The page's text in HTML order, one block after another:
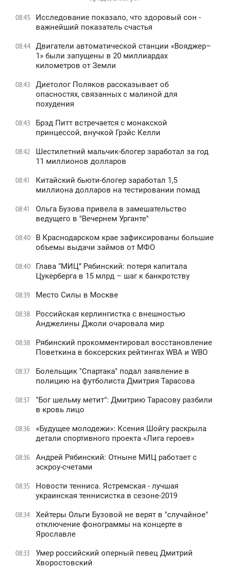
08:45
Исследование показало, что здоровый сон -
важнейший показатель счастья
08:44
Двигатели автоматической станции «Вояджер–
1» были запущены в 20 миллиардах
километров от Земли
08:43
Диетолог Поляков рассказывает об
опасностях, связанных с малиной для
похудения
08:43
Брэд Питт встречается с монакской
принцессой, внучкой Грэйс Келли
08:42
Шестилетний мальчик-блогер заработал за год
11 миллионов долларов
08:41
Китайский бьюти-блогер заработал 1,5
миллиона долларов на тестировании помад
08:41
Ольга Бузова привела в замешательство
ведущего в "Вечернем Урганте"
08:40
В Краснодарском крае зафиксированы большие
объемы выдачи займов от МФО
08:40
Глава “МИЦ” Рябинский: потеря капитала
Цукерберга в 15 млрд – шаг к банкротству
08:39 Место Силы в Москве
08:38
Российская керлингистка с внешностью
Анджелины Джоли очаровала мир
08:38
Рябинский прокомментировал восстановление
Поветкина в боксерских рейтингах WBA и WBO
08:37
Болельщик "Спартака" подал заявление в
полицию на футболиста Дмитрия Тарасова
08:37
"Бог шельму метит": Дмитрию Тарасову разбили
в кровь лицо
08:36
«Будущее молодежи»: Ксения Шойгу раскрыла
детали спортивного проекта «Лига героев»
08:36
Андрей Рябинский: Отныне МИЦ работает с
эскроу-счетами
08:35
Новости тенниса. Ястремская - лучшая
украинская теннисистка в сезоне-2019
08:34
Хейтеры Ольги Бузовой не верят в "случайное"
отключение фонограммы на концерте в
Ярославле
08:33
Умер российский оперный певец Дмитрий
Хворостовский